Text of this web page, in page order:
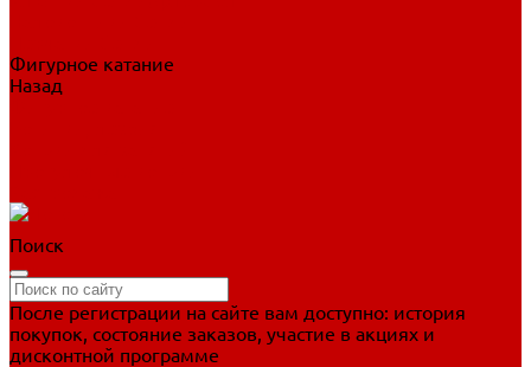
Фигурное катание
Назад
Поиск
После регистрации на сайте вам доступно: история
покупок, состояние заказов, участие в акциях и
дисконтной программе